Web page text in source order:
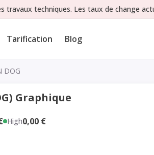
travaux techniques. Les taux de change
Tarification Blog
DOG
Graphique
High0,00 €